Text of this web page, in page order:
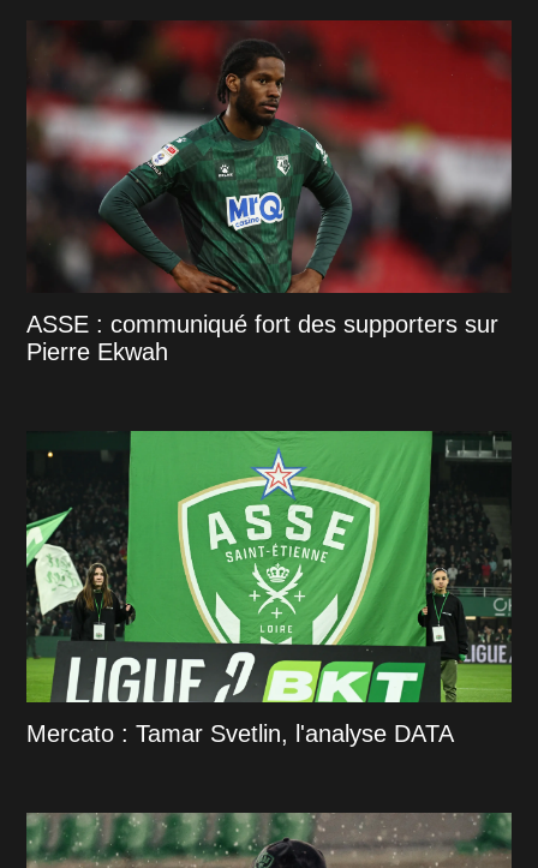
ASSE : communiqué fort des supporters sur
Pierre Ekwah
Mercato : Tamar Svetlin, l'analyse DATA